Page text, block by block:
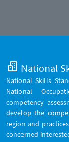
National
National Skills
National
competency
develop the
region and
concerned